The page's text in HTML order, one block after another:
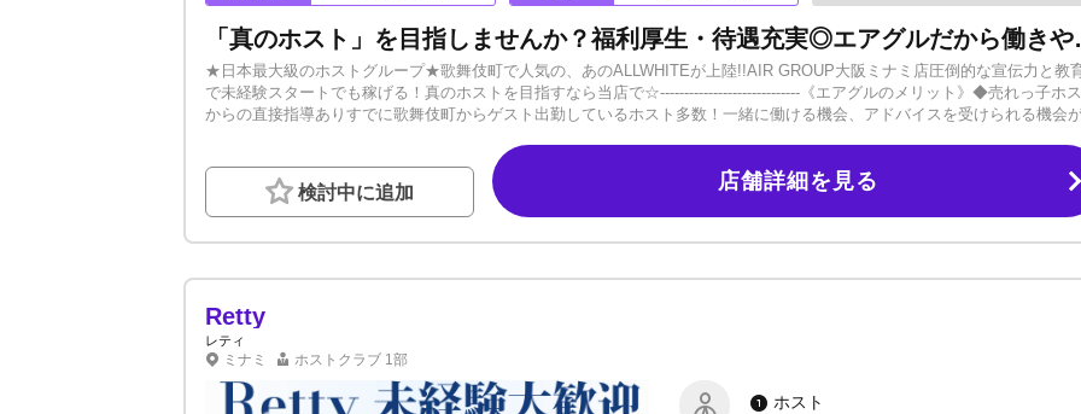
「真のホスト」を目指し
★日本最大級のホストグループ★歌舞伎町で人気の、あのALLWHITEが上陸!!AIR GROUP大阪ミナミ店圧倒的な宣伝力と教
で未経験スタートでも稼げる！真のホストを目指すなら当店で☆-----------------------------《エアグルのメリット》◆売れっ子ホ
からの直接指導ありすでに歌舞伎町からゲスト出勤しているホスト多数！一緒に働ける機会、アドバイスを受けられる機会
◆厳しい上下関係なし新人の意見も聞き入れるなど風通しの良い環境です。先輩が絶対という理不尽な上下関係はありませ
◆給料保証制度あり未経験から始めても全く問題ありません。日給10,000円保証＋各種バックで初月から稼げます。◆誰でも
世可能！完全実力主義のため、成果を出せばスピード昇格も可能！経験年数ではなくやる気次第になります。◆トラブル迅
決歌舞伎町に十数年いるベテランスタッフがトラブル対応にあたります。「移籍させてくれない」など経験者の方もお気軽に
相談ください。-----------------------------新人でも以下の費用はいただいてません。・レンタルスーツ・名刺作成費用・宣材撮影
ラン経営など。開業までの支援があるので、学生さんも夢のために稼ぎながら環境を整えられます！ホストは今しかできませ
ん！だからこそ、チャンスを無駄にしないで欲しい！僕たちがお力になります。まずはご相談だけでもOKです☆お気軽にご応
募・お問い合わせください！
検討中に追加 店舗詳細を見る
Retty
レティ
ミナミ ホストクラブ 1部
ホスト